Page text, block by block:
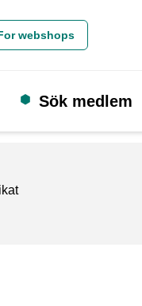
webshops
Sök medlem